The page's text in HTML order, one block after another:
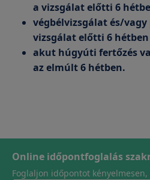
a vizsgálat előtti 6
végbélvizsgálat és/
vizsgálat előtti 6 hétben
akut húgyúti fertőzés
az elmúlt 6 hétben.
Online időpontfoglalás
Foglaljon időpontot